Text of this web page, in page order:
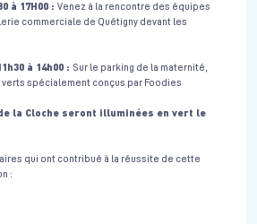
à 17H00 : Venez à la rencontre des équipes
commerciale de Quétigny devant les
à 14h00 : Sur le parking de la maternité,
spécialement conçus par Foodies
la Cloche seront illuminées en vert le
qui ont contribué à la réussite de cette
: